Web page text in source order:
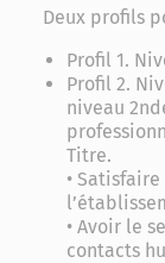
Deux profils
Profil 1.
Profil 2.
niveau
Titre.
•
• Avoir le
contacts